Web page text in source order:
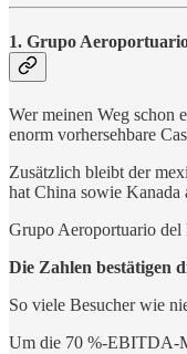
1. Grupo
Wer meinen Weg schon
enorm vorhersehbare
Zusätzlich bleibt der
hat China sowie Kanada
Grupo Aeroportuario del
Die Zahlen bestätigen
So viele Besucher wie
Um die 70 %-EBITDA-